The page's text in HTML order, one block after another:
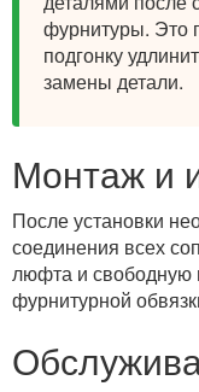
фурнитуры. Это
подгонку
замены детали.
Монтаж и
После установки
соединения всех
люфта и свободную
фурнитурной